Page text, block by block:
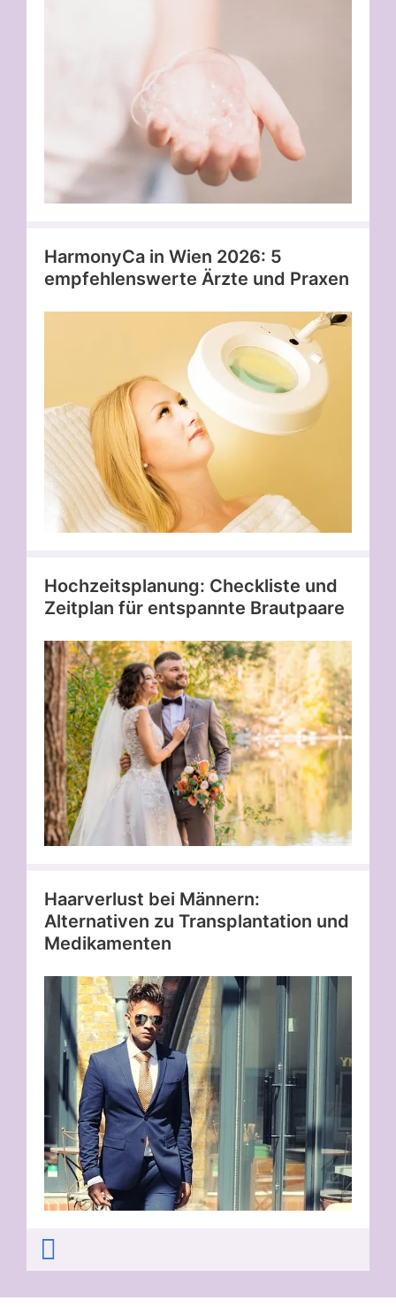
HarmonyCa in Wien 2026: 5
empfehlenswerte Ärzte und Praxen
Hochzeitsplanung: Checkliste und
Zeitplan für entspannte Brautpaare
Haarverlust bei Männern:
Alternativen zu Transplantation und
Medikamenten